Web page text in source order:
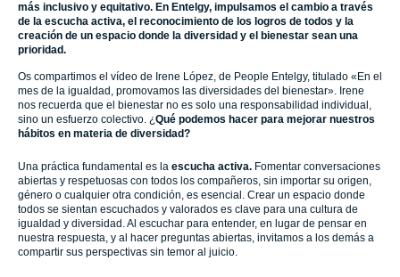
más inclusivo y equitativo. En Entelgy, impulsamos el cambio a través
de la escucha activa, el reconocimiento de los logros de todos y la
creación de un espacio donde la diversidad y el bienestar sean una
prioridad.
Os compartimos el vídeo de Irene López, de People Entelgy, titulado «En el
mes de la igualdad, promovamos las diversidades del bienestar». Irene
nos recuerda que el bienestar no es solo una responsabilidad individual,
sino un esfuerzo colectivo. ¿Qué podemos hacer para mejorar nuestros
hábitos en materia de diversidad?
Una práctica fundamental es la escucha activa. Fomentar conversaciones
abiertas y respetuosas con todos los compañeros, sin importar su origen,
género o cualquier otra condición, es esencial. Crear un espacio donde
todos se sientan escuchados y valorados es clave para una cultura de
igualdad y diversidad. Al escuchar para entender, en lugar de pensar en
nuestra respuesta, y al hacer preguntas abiertas, invitamos a los demás a
compartir sus perspectivas sin temor al juicio.